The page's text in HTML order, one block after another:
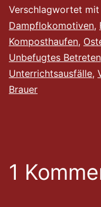
Verschlagwortet mit
Dampflokomotiven,
Komposthaufen,
Unbefugtes Betreten
Unterrichtsausfälle,
Brauer
1